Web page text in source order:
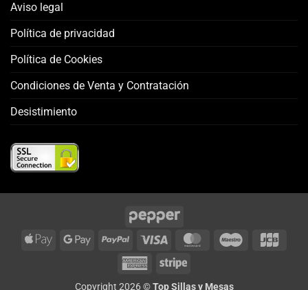
Aviso legal
Política de privacidad
Política de Cookies
Condiciones de Venta y Contratación
Desistimiento
Apple
Google
PayPal Visa MasterCardMaestro
AmericanStripe
Copyright 2026 ©Top Sillas y Mesas